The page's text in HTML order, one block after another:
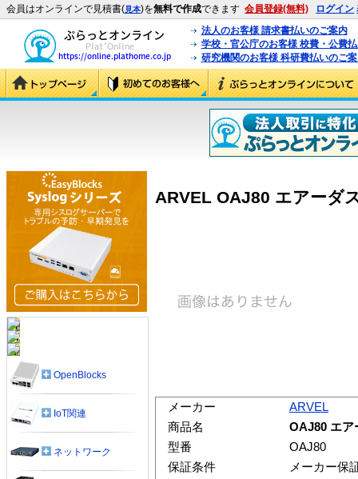
会員はオンラインで見積書(見本)を無料で作成できます 会員登録(無料) ログイン
法人のお客様 請求書払いのご案内
学校・官公庁のお客様 校費・公費
研究機関のお客様 科研費払いのご
ARVEL OAJ80 エアーダ
メーカー
ARVEL
商品名
OAJ80 エア
型番
OAJ80
保証条件
メーカー保
OpenBlocks
IoT関連
ネットワーク